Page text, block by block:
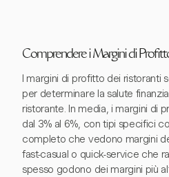
Comprendere i Margini di
I margini di profitto dei ristoranti
per determinare la salute
ristorante. In media, i margini di
dal 3% al 6%, con tipi specifici
completo che vedono margini
fast-casual o quick-service che
spesso godono dei margini più